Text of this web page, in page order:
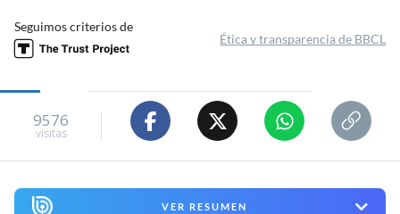
Seguimos criterios de
Ética y transparencia de BBCL
9576
visitas
VER RESUMEN